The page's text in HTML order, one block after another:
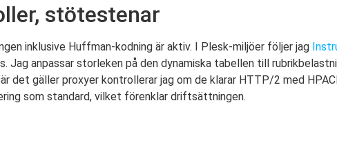
stötestenar
inklusive Huffman-kodning är aktiv. I Plesk-miljöer följer jag
Jag anpassar storleken på den dynamiska tabellen till
det gäller proxyer kontrollerar jag om de klarar HTTP/2 med
som standard, vilket förenklar driftsättningen.